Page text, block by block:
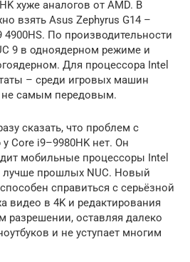
хуже аналогов от AMD. В
взять Asus Zephyrus G14 –
По производительности
9 в одноядерном режиме и
Для процессора Intel
– среди игровых машин
не самым передовым.
сказать, что проблем с
Core i9–9980HK нет. Он
мобильные процессоры Intel
лучше прошлых NUC. Новый
справиться с серьёзной
видео в 4K и редактирования
разрешении, оставляя далеко
и не уступает многим